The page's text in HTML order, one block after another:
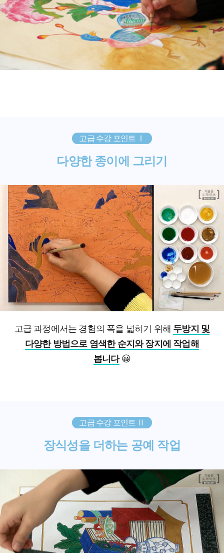
고급 수강 포인트 Ⅰ
다양한 종이에 그리기
고급 과정에서는 경험의 폭을 넓히기 위해 두방지 및
다양한 방법으로 염색한 순지와 장지에 작업해
봅니다 😀
고급 수강 포인트 Ⅱ
장식성을 더하는 공예 작업